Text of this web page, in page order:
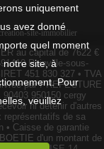
au capital de 7622 €
Roinville-sous-
451 830 327 • TVA
par PREFECTURE
950150 cergy
ni détenir d'autres
de sa
• Caisse de garantie
d'un montant de
uniquement
avez donné
quel moment
notre site, à
Pour
veuillez